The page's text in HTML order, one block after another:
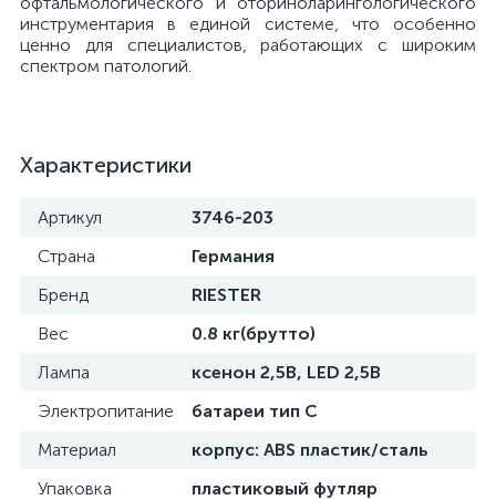
инструментария в единой системе, что особенно
ценно для специалистов, работающих с широким
спектром патологий.
Характеристики
Артикул
3746-203
Страна
Германия
Бренд
RIESTER
Вес
0.8 кг(брутто)
Лампа
ксенон 2,5В, LED 2,5В
Электропитание
батареи тип С
Материал
корпус: ABS пластик/сталь
Упаковка
пластиковый футляр